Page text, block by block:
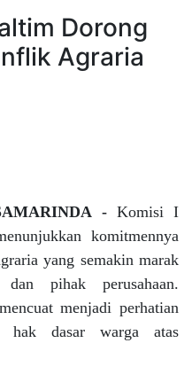
Dorong
Agraria
-Komisi I
komitmennya
yang semakin marak
pihak perusahaan.
menjadi perhatian
hak dasar warga atas